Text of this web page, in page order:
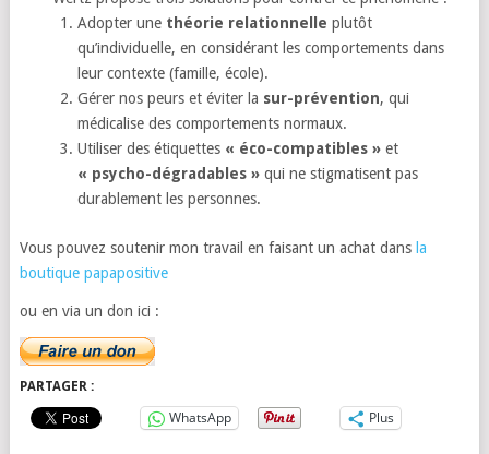
Adopter une théorie relationnelle plutôt
qu’individuelle, en considérant les comportements dans
leur contexte (famille, école).
Gérer nos peurs et éviter la sur-prévention, qui
médicalise des comportements normaux.
Utiliser des étiquettes « éco-compatibles »et
« psycho-dégradables »qui ne stigmatisent pas
durablement les personnes.
Vous pouvez soutenir mon travail en faisant un achat dans la
boutique papapositive
ou en via un don ici :
PARTAGER :
WhatsApp Plus